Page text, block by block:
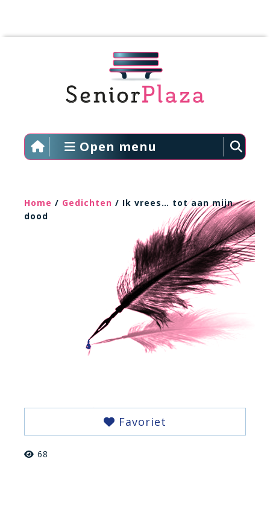
Open menu
Home / Gedichten / Ik vrees… tot aan mijn
dood
Favoriet
68